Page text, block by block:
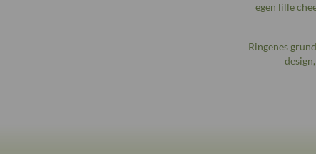
egen lille
Ringenes